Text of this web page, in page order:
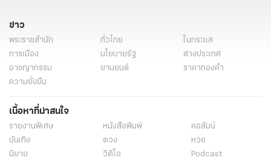
ข่าว
พระราชสำนัก ทั่วไทย
ในกระแส
การเมือง
นโยบายรัฐ
ต่างประเทศ
อาชญากรรม
ยานยนต์
ราคาทองคำ
ความยั่งยืน
เนื้อหาที่น่าสนใจ
รายงานพิเศษ หนังสือพิมพ์
คอลัมน์
บันเทิง
ดวง
หวย
นิยาย
วิดีโอ
Podcast